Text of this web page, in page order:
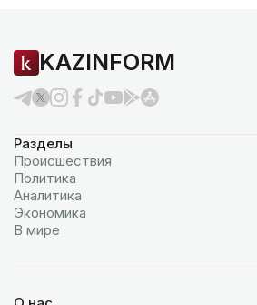
KAZINFORM
Разделы
Происшествия
Политика
Аналитика
Экономика
В мире